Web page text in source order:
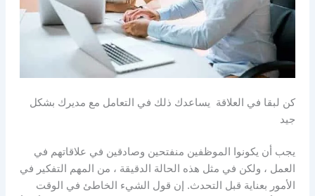
كن لبقا في العلاقة يساعدك ذلك في التعامل مع مديرك بشكل
جيد
يجب أن يكونوا الموظفين منفتحين وصادقين في علاقاتهم في
العمل ، ولكن في مثل هذه الحالة الدقيقة ، من المهم التفكير في
الأمور بعناية قبل التحدث. إن قول الشيء الخاطئ في الوقت